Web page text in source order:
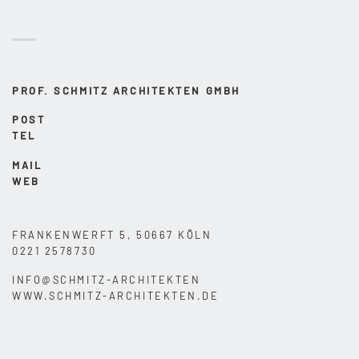
PROF. SCHMITZ ARCHITEKTEN GMBH
POST
TEL
MAIL
WEB
FRANKENWERFT 5, 50667 KÖLN
0221 2578730
INFO@SCHMITZ-ARCHITEKTEN
WWW.SCHMITZ-ARCHITEKTEN.DE